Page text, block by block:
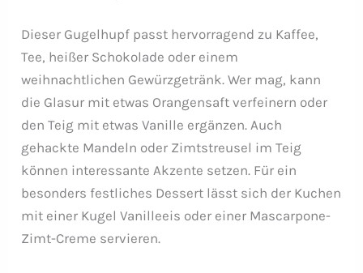
Dieser Gugelhupf passt hervorragend zu Kaffee,
Tee, heißer Schokolade oder einem
weihnachtlichen Gewürzgetränk. Wer mag, kann
die Glasur mit etwas Orangensaft verfeinern oder
den Teig mit etwas Vanille ergänzen. Auch
gehackte Mandeln oder Zimtstreusel im Teig
können interessante Akzente setzen. Für ein
besonders festliches Dessert lässt sich der Kuchen
mit einer Kugel Vanilleeis oder einer Mascarpone-
Zimt-Creme servieren.